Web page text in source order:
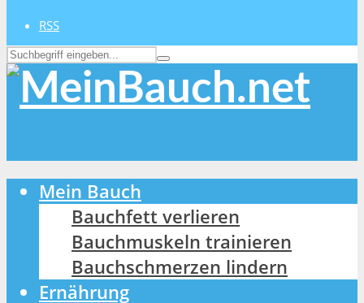
RSS
Mein Bauch
Bauchfett verlieren
Bauchmuskeln trainieren
Bauchschmerzen lindern
Ernährung